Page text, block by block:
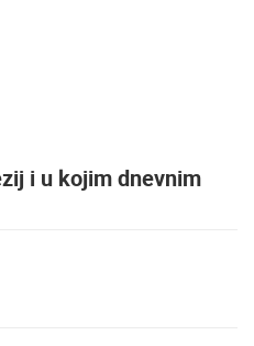
i u kojim dnevnim